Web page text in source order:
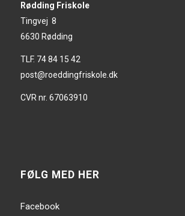
Rødding Friskole
Tingvej 8
6630 Rødding
TLF. 74 84 15 42
post@roeddingfriskole.dk
CVR nr. 67063910
FØLG MED HER
Facebook